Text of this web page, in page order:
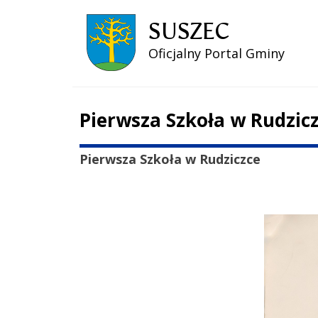
SUSZEC
Oficjalny Portal Gminy
Pierwsza Szkoła w
Treść
Pierwsza Szkoła w Rudziczce